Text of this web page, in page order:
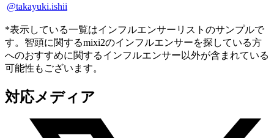
@takayuki.ishii
*表示している一覧はインフルエンサーリストのサンプルで
す。智頭に関するmixi2のインフルエンサーを探している方
へのおすすめに関するインフルエンサー以外が含まれている
可能性もございます。
対応メディア